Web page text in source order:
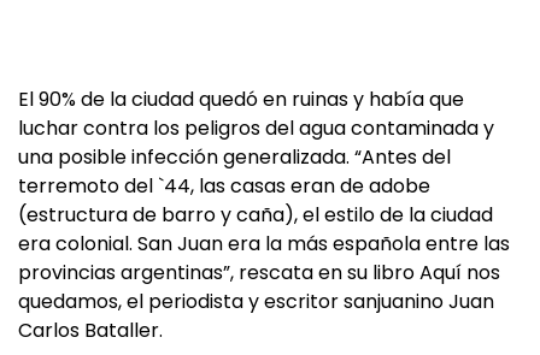
El 90% de la ciudad quedó en ruinas y había que
luchar contra los peligros del agua contaminada y
una posible infección generalizada. “Antes del
terremoto del `44, las casas eran de adobe
(estructura de barro y caña), el estilo de la ciudad
era colonial. San Juan era la más española entre las
provincias argentinas”, rescata en su libro Aquí nos
quedamos, el periodista y escritor sanjuanino Juan
Carlos Bataller.